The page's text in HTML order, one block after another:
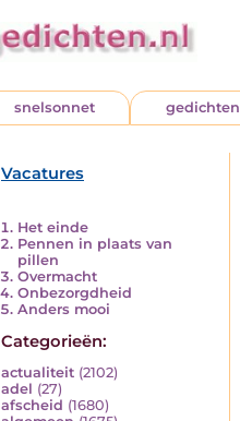
snelsonnet gedichten
Vacatures
Het einde
Pennen in plaats van
pillen
Overmacht
Onbezorgdheid
Anders mooi
Categorieën:
actualiteit (2102)
adel (27)
afscheid (1680)